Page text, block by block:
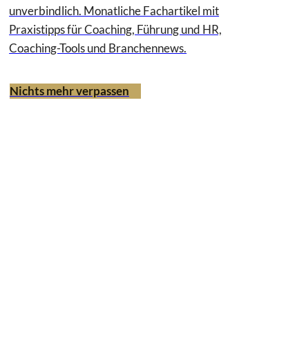
unverbindlich. Monatliche Fachartikel mit
Praxistipps für Coaching, Führung und HR,
Coaching-Tools und Branchennews.
Nichts mehr verpassen